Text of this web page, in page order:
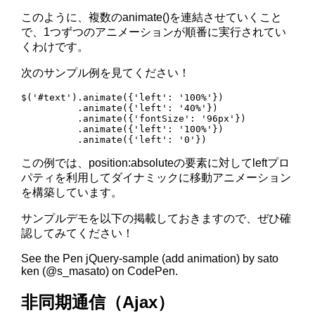
このように、複数のanimate()を連結させていくこと
で、1つずつのアニメーションが順番に実行されてい
くわけです。
次のサンプル例を見てください！
$('#text').animate({'left': '100%'})
この例では、position:absoluteの要素に対してleftプロ
パティを利用してダイナミックに移動アニメーション
を構築しています。
サンプルデモを以下の掲載しておきますので、ぜひ確
認してみてください！
See the Pen jQuery-sample (add animation) by sato
ken (@s_masato) on CodePen.
非同期通信（Ajax）